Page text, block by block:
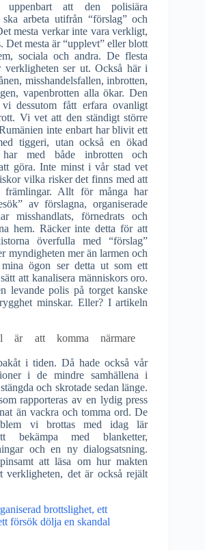
att den polisiära
arbeta utifrån “förslag” och
mesta verkar inte vara verkligt,
Det mesta är “upplevt” eller blott
sociala och andra. De flesta
verkligheten ser ut. Också här i
misshandelsfallen, inbrotten,
vapenbrotten alla ökar. Den
dessutom fått erfara ovanligt
Vi vet att den ständigt större
inte enbart har blivit ett
tiggeri, utan också en ökad
har med både inbrotten och
göra. Inte minst i vår stad vet
vilka risker det finns med att
främlingar. Allt för många har
av förslagna, organiserade
misshandlats, förnedrats och
hem. Räcker inte detta för att
överfulla med “förslag”
myndigheten mer än larmen och
mina ögon ser detta ut som ett
att kanalisera människors oro.
levande polis på torget kanske
minskar. Eller? I artikeln
är att komma närmare
i tiden. Då hade också vår
i de mindre samhällena i
och skrotade sedan länge.
rapporteras av en lydig press
än vackra och tomma ord. De
vi brottas med idag lär
bekämpa med blanketter,
och en ny dialogsatsning.
att läsa om hur makten
verkligheten, det är också rejält
brottslighet, ett
försök dölja en skandal